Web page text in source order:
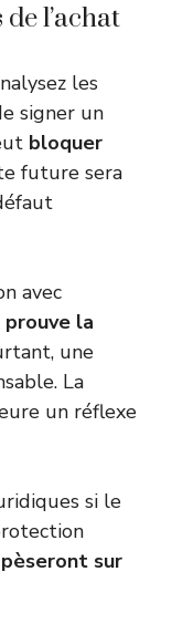
l’achat
les
signer un
bloquer
future sera
avec
prouve la
une
La
un réflexe
si le
sur